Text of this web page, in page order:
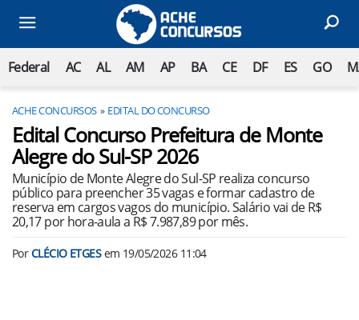
Federal AC AL AM AP BA CE DF ES GO
ACHE CONCURSOS EDITAL DO CONCURSO
Edital Concurso Prefeitura de Monte
Alegre do Sul-SP 2026
Município de Monte Alegre do Sul-SP realiza concurso
público para preencher 35 vagas e formar cadastro de
reserva em cargos vagos do município. Salário vai de R$
20,17 por hora-aula a R$ 7.987,89 por mês.
PorCLÉCIO ETGESem 19/05/2026 11:04